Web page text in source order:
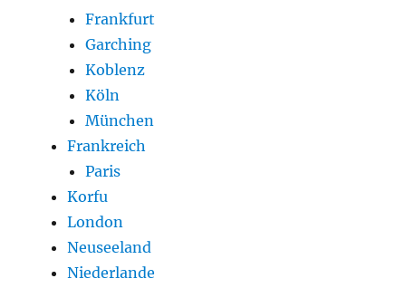
Frankfurt
Garching
Koblenz
Köln
München
Frankreich
Paris
Korfu
London
Neuseeland
Niederlande